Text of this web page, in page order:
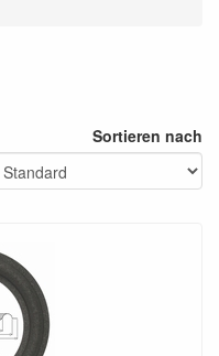
Sortieren nach